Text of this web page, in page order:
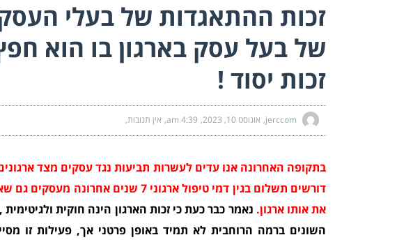
זכות ההתאגדות של בעלי
של בעל עסק בארגון בו הוא
זכות יסוד !
אוגוסט 10, 2023 4:39 am אין תגובות
בתקופה האחרונה אנו עדים לעשרות תביעות נגד עסקים מצד
דורשים תשלום בגין דמי טיפול ארגוני 7
את אותו ארגון. נאמר כבר כעת כי זכות הארגון הינה חוקית
השונים ברמה הרוחבית לא תמיד באופן פרטני אך, פעילות זו